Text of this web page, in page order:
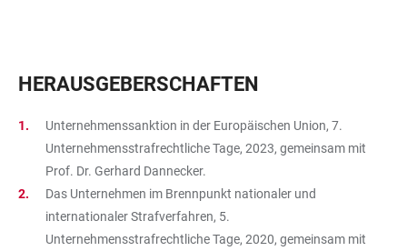
HERAUSGEBERSCHAFTEN
Unternehmenssanktion in der Europäischen Union, 7.
Unternehmensstrafrechtliche Tage, 2023, gemeinsam mit
Prof. Dr. Gerhard Dannecker.
Das Unternehmen im Brennpunkt nationaler und
internationaler Strafverfahren, 5.
Unternehmensstrafrechtliche Tage, 2020, gemeinsam mit